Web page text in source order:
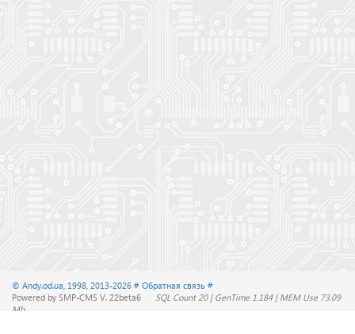
© Andy.od.ua, 1998, 2013-2026 # Обратная связь #
Powered by SMP-CMS V. 22beta6
SQL Count 20 | GenTime 1.184 | MEM Use 73.09
Mb